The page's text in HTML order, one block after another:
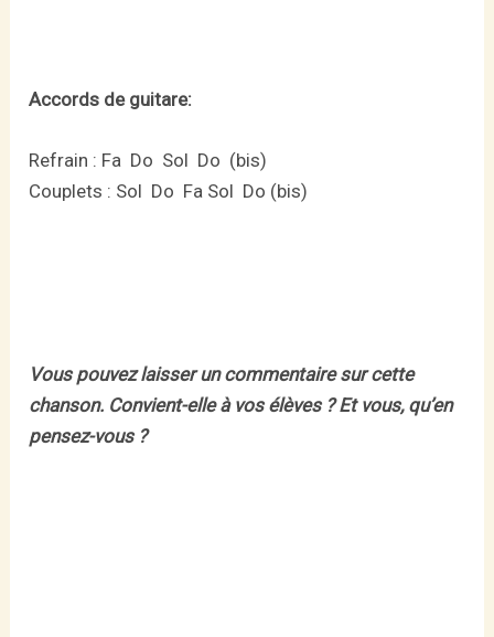
Accords de guitare:
Refrain : Fa Do Sol Do (bis)
Couplets : Sol Do Fa Sol Do (bis)
Vous pouvez laisser un commentaire sur cette
chanson. Convient-elle à vos élèves ? Et vous, qu’en
pensez-vous ?